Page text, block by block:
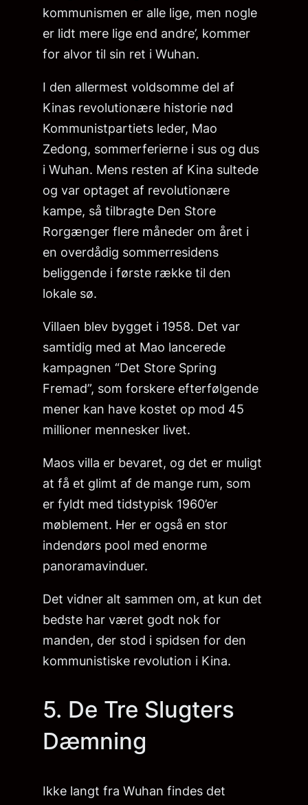
kommunismen er alle lige, men nogle
er lidt mere lige end andre’, kommer
for alvor til sin ret i Wuhan.
I den allermest voldsomme del af
Kinas revolutionære historie nød
Kommunistpartiets leder, Mao
Zedong, sommerferierne i sus og dus
i Wuhan. Mens resten af Kina sultede
og var optaget af revolutionære
kampe, så tilbragte Den Store
Rorgænger flere måneder om året i
en overdådig sommerresidens
beliggende i første række til den
lokale sø.
Villaen blev bygget i 1958. Det var
samtidig med at Mao lancerede
kampagnen “Det Store Spring
Fremad”, som forskere efterfølgende
mener kan have kostet op mod 45
millioner mennesker livet.
Maos villa er bevaret, og det er muligt
at få et glimt af de mange rum, som
er fyldt med tidstypisk 1960’er
møblement. Her er også en stor
indendørs pool med enorme
panoramavinduer.
Det vidner alt sammen om, at kun det
bedste har været godt nok for
manden, der stod i spidsen for den
kommunistiske revolution i Kina.
5. De Tre Slugters
Dæmning
Ikke langt fra Wuhan findes det